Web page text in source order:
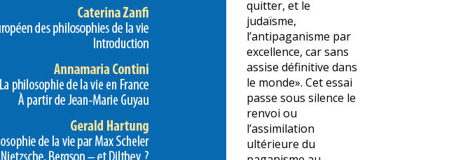
quitter, et le
judaïsme,
l’antipaganisme par
excellence, car sans
assise définitive dans
le monde». Cet essai
passe sous silence le
renvoi ou
l’assimilation
ultérieure du